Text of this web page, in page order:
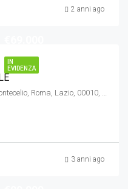
2 anni ago
IN
EVIDENZA
Via del Sole, Montecelio, Guidonia Montecelio, Roma, Lazio, 00010, Italia
3 anni ago